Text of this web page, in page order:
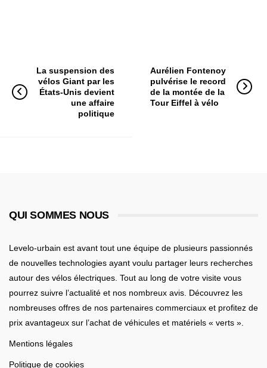
La suspension des
vélos Giant par les
États-Unis devient
une affaire
politique
Aurélien Fontenoy
pulvérise le record
de la montée de la
Tour Eiffel à vélo
QUI SOMMES NOUS
Levelo-urbain est avant tout une équipe de plusieurs passionnés
de nouvelles technologies ayant voulu partager leurs recherches
autour des vélos électriques. Tout au long de votre visite vous
pourrez suivre l’actualité et nos nombreux avis. Découvrez les
nombreuses offres de nos partenaires commerciaux et profitez de
prix avantageux sur l’achat de véhicules et matériels « verts ».
Mentions légales
Politique de cookies